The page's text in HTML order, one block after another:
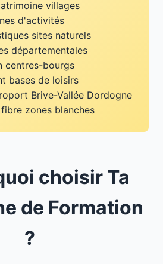
villages
d'activités
sites naturels
départementales
centres-bourgs
bases de loisirs
Brive-Vallée Dordogne
zones blanches
choisir Ta
de Formation
?